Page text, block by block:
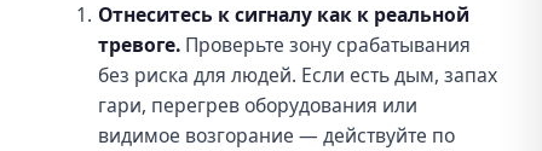
Отнеситесь к сигналу как к реальной
тревоге.Проверьте зону срабатывания
без риска для людей. Если есть дым, запах
гари, перегрев оборудования или
видимое возгорание — действуйте по